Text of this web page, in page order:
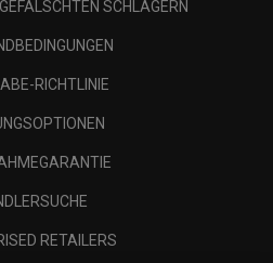
SCHLÄGERN
RICHTLINIE
RETAILERS